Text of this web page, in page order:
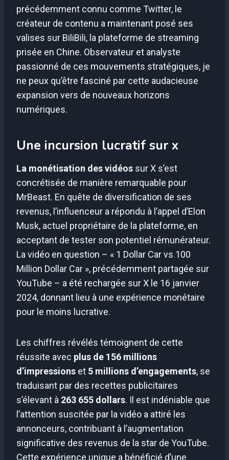
précédemment connu comme Twitter, le
créateur de contenu a maintenant posé ses
valises sur BiliBili, la plateforme de streaming
prisée en Chine. Observateur et analyste
passionné de ces mouvements stratégiques, je
ne peux qu’être fasciné par cette audacieuse
expansion vers de nouveaux horizons
numériques.
Une incursion lucratif sur x
La monétisation des vidéos sur X s’est
concrétisée de manière remarquable pour
MrBeast. En quête de diversification de ses
revenus, l’influenceur a répondu à l’appel d’Elon
Musk, actuel propriétaire de la plateforme, en
acceptant de tester son potentiel rémunérateur.
La vidéo en question – « 1 Dollar Car vs 100
Million Dollar Car », précédemment partagée sur
YouTube – a été rechargée sur X le 16 janvier
2024, donnant lieu à une expérience monétaire
pour le moins lucrative.
Les chiffres révélés témoignent de cette
réussite avec plus de 156 millions
d’impressions et 5 millions d’engagements, se
traduisant par des recettes publicitaires
s’élevant à 263 655 dollars. Il est indéniable que
l’attention suscitée par la vidéo a attiré les
annonceurs, contribuant à l’augmentation
significative des revenus de la star de YouTube.
Cette expérience unique a bénéficié d’une